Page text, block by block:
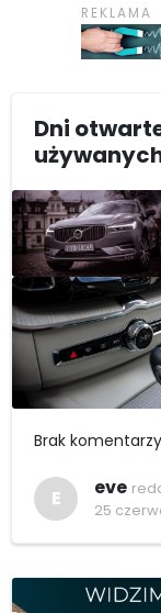
Dni
Brak komentarzy
E eve
25